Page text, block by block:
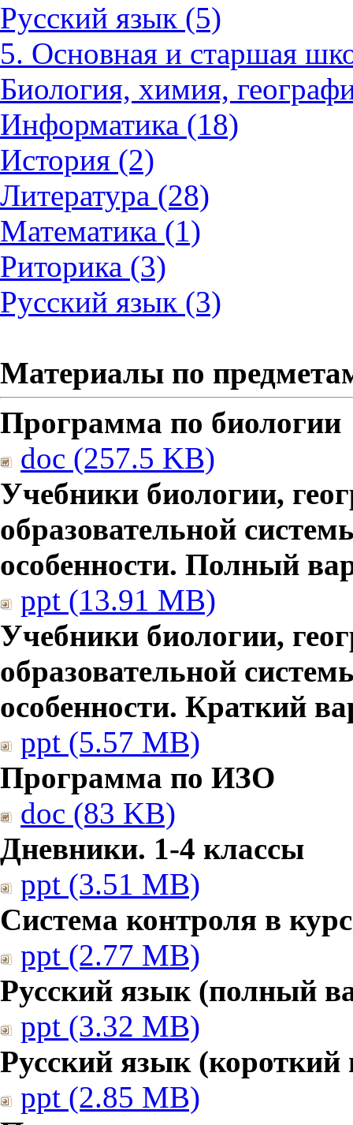
Русский язык (5)
5. Основная и старшая
Биология, химия,
Информатика (18)
История (2)
Литература (28)
Математика (1)
Риторика (3)
Русский язык (3)
Материалы по
Программа по биологии
doc (257.5 KB)
Учебники биологии,
образовательной
особенности. Полный
ppt (13.91 MB)
Учебники биологии,
образовательной
особенности. Краткий
ppt (5.57 MB)
Программа по ИЗО
doc (83 KB)
Дневники. 1-4 классы
ppt (3.51 MB)
Система контроля в
ppt (2.77 MB)
Русский язык (полный
ppt (3.32 MB)
Русский язык (короткий
ppt (2.85 MB)